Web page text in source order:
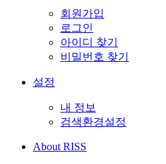
회원가입
로그인
아이디 찾기
비밀번호 찾기
설정
내 정보
검색환경설정
About RISS